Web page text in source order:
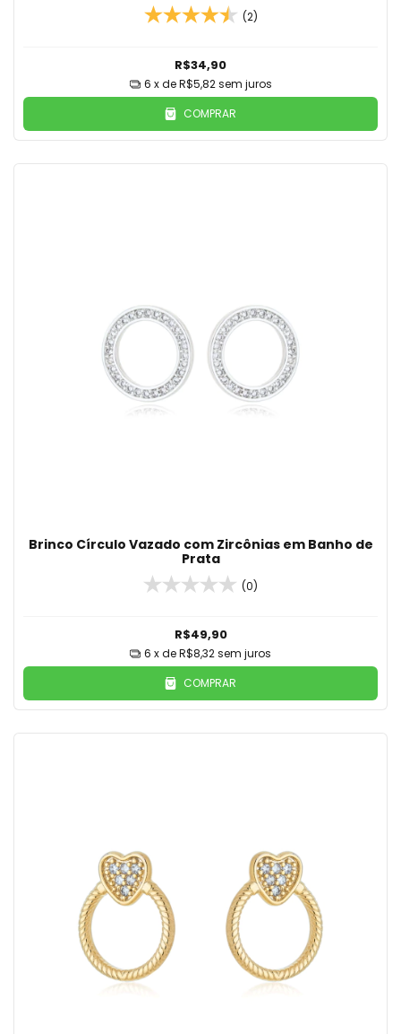
(2)
R$34,90
6 x deR$5,82 sem juros
COMPRAR
Brinco Círculo Vazado com Zircônias em Banho de
Prata
(0)
R$49,90
6 x deR$8,32sem juros
COMPRAR